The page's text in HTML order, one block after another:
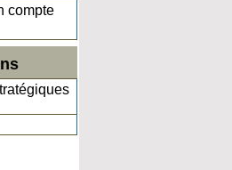
compte